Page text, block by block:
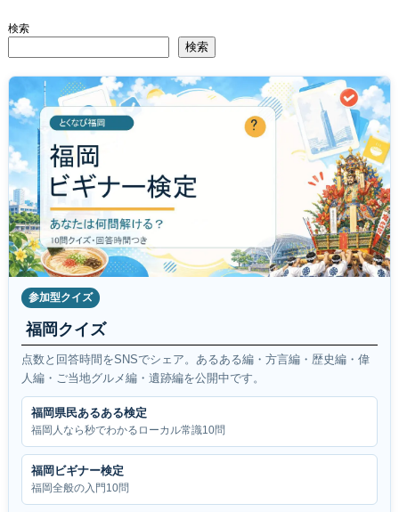
検索
検索
参加型クイズ
福岡クイズ
点数と回答時間をSNSでシェア。あるある編・方言編・歴史編・偉
人編・ご当地グルメ編・遺跡編を公開中です。
福岡県民あるある検定
福岡人なら秒でわかるローカル常識10問
福岡ビギナー検定
福岡全般の入門10問